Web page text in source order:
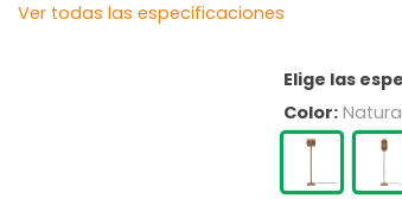
Ver todas las especificaciones
Elige las
Color: